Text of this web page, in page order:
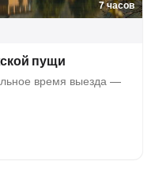
7 часов
пущи
время выезда —